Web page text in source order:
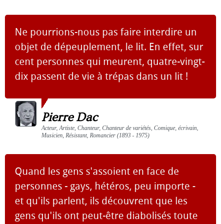
Ne pourrions-nous pas faire interdire un
objet de dépeuplement, le lit. En effet, sur
cent personnes qui meurent, quatre-vingt-
dix passent de vie à trépas dans un lit !
Pierre Dac
Acteur, Artiste, Chanteur, Chanteur de variétés, Comique, écrivain,
Musicien, Résistant, Romancier (1893 - 1975)
Quand les gens s'assoient en face de
personnes - gays, hétéros, peu importe -
et qu'ils parlent, ils découvrent que les
gens qu'ils ont peut-être diabolisés toute